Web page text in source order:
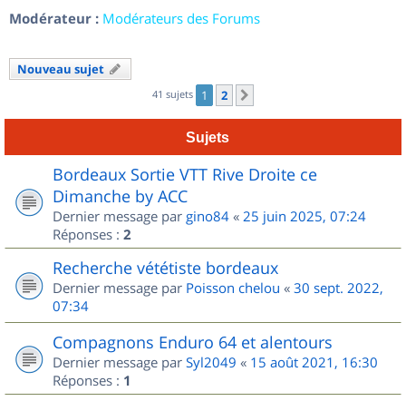
Modérateur : Modérateurs des Forums
Nouveau sujet
41 sujets 1 2
Sujets
Bordeaux Sortie VTT Rive Droite ce
Dimanche by ACC
Dernier message par gino84 « 25 juin 2025, 07:24
Réponses : 2
Recherche vététiste bordeaux
Dernier message par Poisson chelou « 30 sept. 2022,
07:34
Compagnons Enduro 64 et alentours
Dernier message par Syl2049 « 15 août 2021, 16:30
Réponses : 1